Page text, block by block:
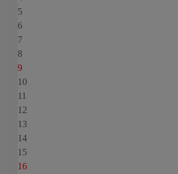
5
6
7
8
9
10
11
12
13
14
15
16